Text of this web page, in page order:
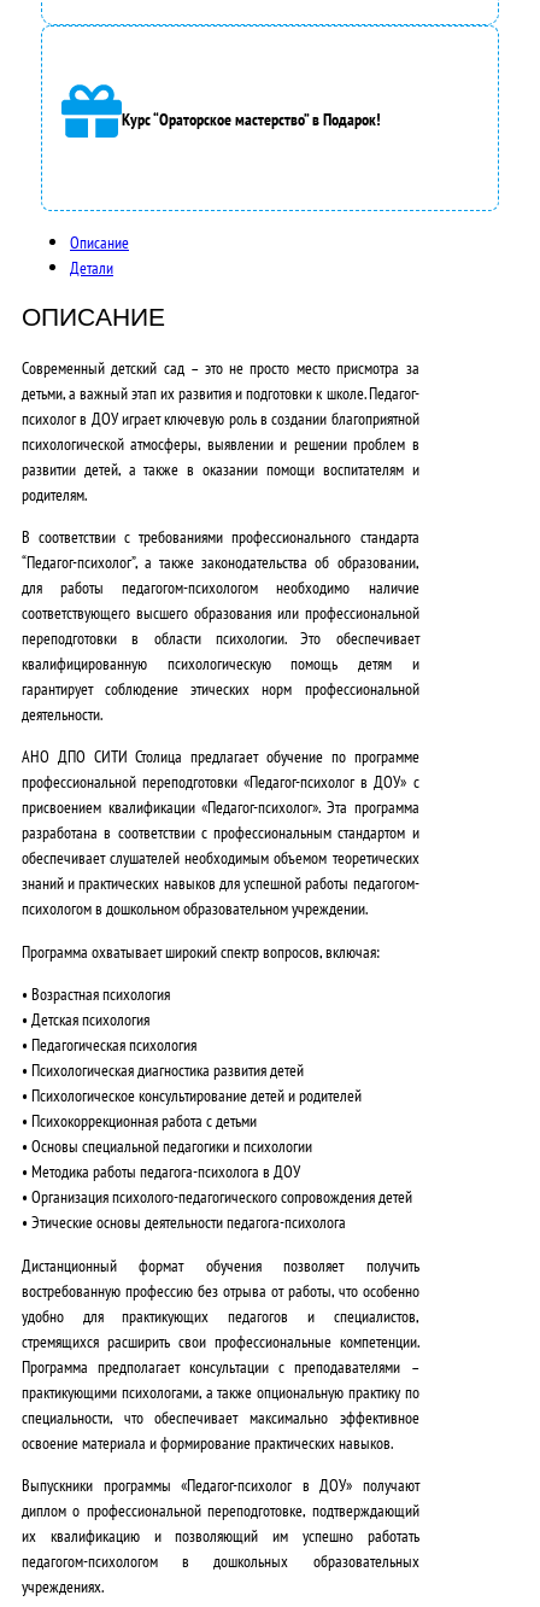
6
5
0
0
0
0
₽
.
Курс “Ораторское мастерство” в Подарок!
Описание
Детали
ОПИСАНИЕ
Современный детский сад – это не просто место присмотра за
детьми, а важный этап их развития и подготовки к школе.Педагог-
психолог в ДОУ играет ключевую роль в создании благоприятной
психологической атмосферы, выявлении и решении проблем в
развитии детей, а также в оказании помощи воспитателям и
родителям.
В соответствии с требованиями профессионального стандарта
“Педагог-психолог”, а также законодательства об образовании,
для работы педагогом-психологом необходимо наличие
соответствующего высшего образования или профессиональной
переподготовки в области психологии. Это обеспечивает
квалифицированную психологическую помощь детям и
гарантирует соблюдение этических норм профессиональной
деятельности.
АНО ДПО СИТИ Столица предлагает обучение по программе
профессиональной переподготовки «Педагог-психолог в ДОУ» с
присвоением квалификации «Педагог-психолог». Эта программа
разработана в соответствии с профессиональным стандартом и
обеспечивает слушателей необходимым объемом теоретических
знаний и практических навыков для успешной работы педагогом-
психологом в дошкольном образовательном учреждении.
Программа охватывает широкий спектр вопросов, включая:
• Возрастная психология
• Детская психология
• Педагогическая психология
• Психологическая диагностика развития детей
• Психологическое консультирование детей и родителей
• Психокоррекционная работа с детьми
• Основы специальной педагогики и психологии
• Методика работы педагога-психолога в ДОУ
• Организация психолого-педагогического сопровождения детей
• Этические основы деятельности педагога-психолога
Дистанционный формат обучения позволяет получить
востребованную профессию без отрыва от работы, что особенно
удобно для практикующих педагогов и специалистов,
стремящихся расширить свои профессиональные компетенции.
Программа предполагает консультации с преподавателями –
практикующими психологами, а также опциональную практику по
специальности, что обеспечивает максимально эффективное
освоение материала и формирование практических навыков.
Выпускники программы «Педагог-психолог в ДОУ» получают
диплом о профессиональной переподготовке, подтверждающий
их квалификацию и позволяющий им успешно работать
педагогом-психологом в дошкольных образовательных
учреждениях.